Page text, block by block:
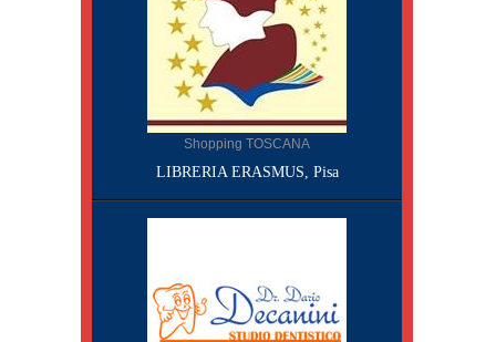
Shopping TOSCANA
LIBRERIA ERASMUS, Pisa